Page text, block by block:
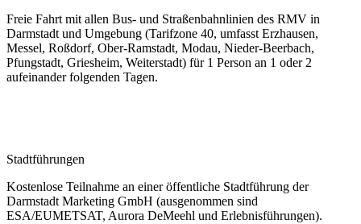
Freie Fahrt mit allen Bus- und Straßenbahnlinien des RMV in
Darmstadt und Umgebung (Tarifzone 40, umfasst Erzhausen,
Messel, Roßdorf, Ober-Ramstadt, Modau, Nieder-Beerbach,
Pfungstadt, Griesheim, Weiterstadt) für 1 Person an 1 oder 2
aufeinander folgenden Tagen.
Stadtführungen
Kostenlose Teilnahme an einer öffentliche Stadtführung der
Darmstadt Marketing GmbH (ausgenommen sind
ESA/EUMETSAT, Aurora DeMeehl und Erlebnisführungen).